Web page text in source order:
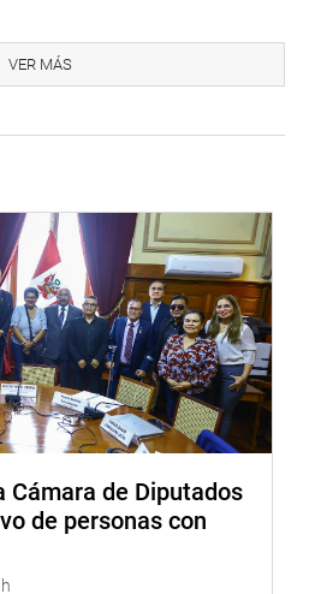
VER MÁS
Cámara de Diputados
de personas con